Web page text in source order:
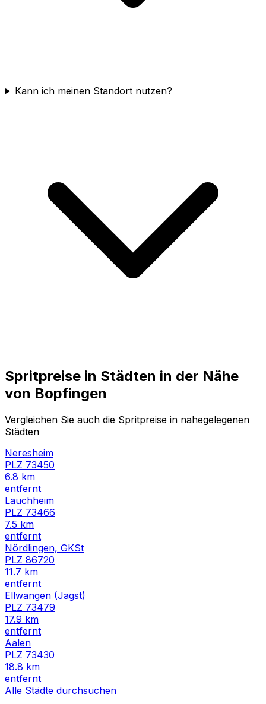
Kann ich meinen Standort nutzen?
Spritpreise in Städten in der Nähe
von Bopfingen
Vergleichen Sie auch die Spritpreise in nahegelegenen
Städten
Neresheim
PLZ 73450
6.8 km
entfernt
Lauchheim
PLZ 73466
7.5 km
entfernt
Nördlingen, GKSt
PLZ 86720
11.7 km
entfernt
Ellwangen (Jagst)
PLZ 73479
17.9 km
entfernt
Aalen
PLZ 73430
18.8 km
entfernt
Alle Städte durchsuchen